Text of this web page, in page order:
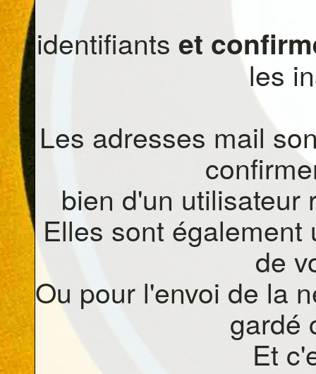
identifiants et
les
Les adresses mail
bien d'un utilisateur
Elles sont
de
Ou pour l'envoi de la
gardé
Et